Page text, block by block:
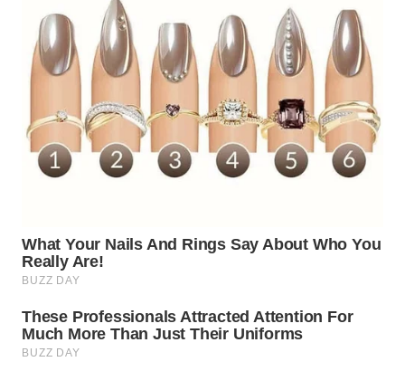
WAHANA
OTOMOTIF
WAHANA
HEALTH
WAHANA
LAPAK
WAHANA
Wahana
Network